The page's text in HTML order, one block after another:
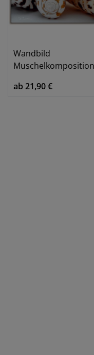
Wandbild
ab 21,90 €